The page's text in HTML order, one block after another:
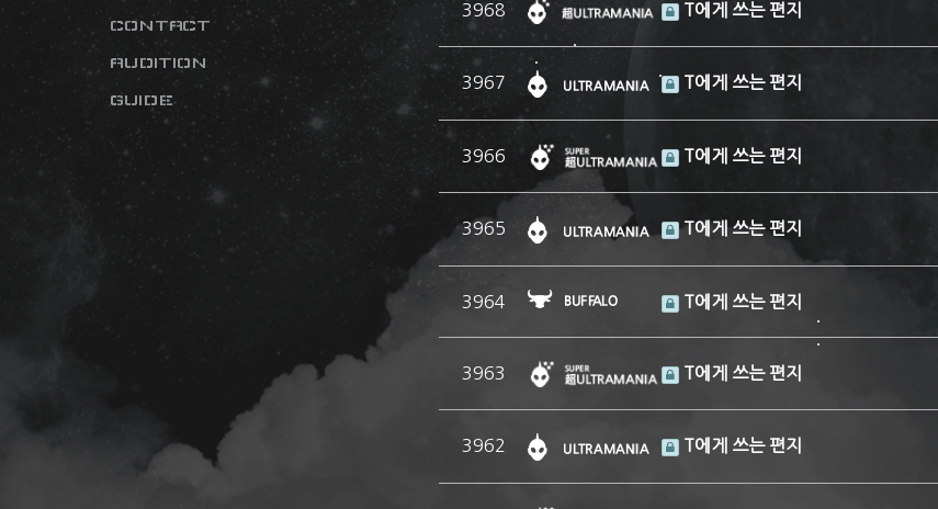
CONTACT
AUDITION
GUIDE
3968 T에게 쓰는 편지
3967 T에게 쓰는 편지
3966 T에게 쓰는 편지
3965 T에게 쓰는 편지
3964 T에게 쓰는 편지
3963 T에게 쓰는 편지
3962 T에게 쓰는 편지